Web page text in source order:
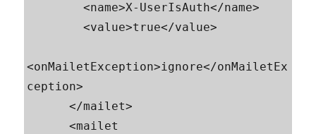
        <name>X-UserIsAuth</name>
        <value>true</value>
<onMailetException>ignore</onMailetEx
ception>
      </mailet>
      <mailet